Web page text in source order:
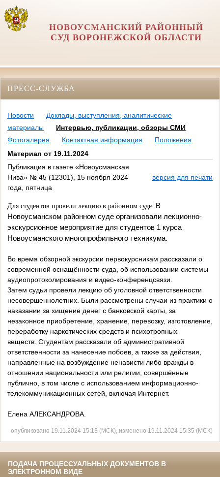
НОВОУСМАНСКИЙ РАЙОННЫЙ
СУД ВОРОНЕЖСКОЙ ОБЛАСТИ
ПРЕСС-СЛУЖБА
Новости
Доклады, выступления, аналитические
материалы
Интервью, публикации, обзоры СМИ
Фотогалерея
Контактная информация
Положения
Материал от 19.11.2024
Публикация в газете «Новоусманская
Нива» № 45 (12301), 15 ноября 2024
года, пятница
версия для печати
Для студентов провели лекцию в районном суде. В
Новоусманском районном суде организовали лекцион­но-
экскурсионное меропри­ятие для студентов 1 курса
Новоусманского многопро­фильного техникума.
Во время обзорной экскурсии первокурсникам рассказали о
со­временной оснащённости суда, об использовании системы
аудиопро­токолирования и видео-конференц­связи.
Затем судьи провели лекцию об уголовной ответственности
несо­вершеннолетних. Были рассмотре­ны случаи из практики о
наказа­нии за хищение денег с банковской карты, за
незаконное приобретение, хранение, перевозку, изготовление,
переработку наркотических средств и психотропных
веществ. Студентам рассказали об админи­стративной
ответственности за нане­сение побоев, а также за действия,
на­правленные на возбуждение ненави­сти либо вражды в
отношении нацио­нальности или религии, совершённые
публично, в том числе с использова­нием информационно-
телекоммуни­кационных сетей, включая Интернет.
Елена АЛЕКСАНДРОВА.
опубликовано 19.11.2024 15:13 (МСК), изменено 19.11.2024 15:35 (МСК)
ПОДАЧА ПРОЦЕССУАЛЬНЫХ ДОКУМЕНТОВ В
ЭЛЕКТРОННОМ ВИДЕ